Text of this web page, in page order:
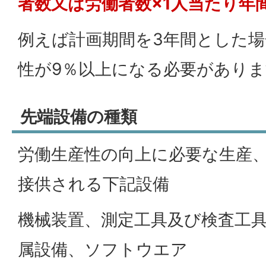
例えば計画期間を3年間とした
性が9％以上になる必要があり
先端設備の種類
労働生産性の向上に必要な生産
接供される下記設備
機械装置、測定工具及び検査工
属設備、ソフトウエア